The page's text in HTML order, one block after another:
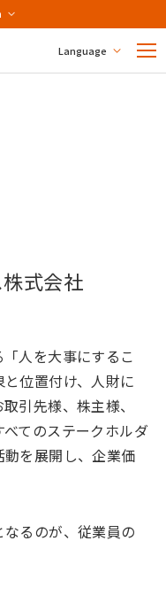
Language
式会社
人を大事にするこ
位置付け、人財に
引先様、株主様、
てのステークホルダ
を展開し、企業価
るのが、従業員の